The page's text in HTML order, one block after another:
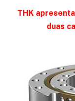
THK
duas